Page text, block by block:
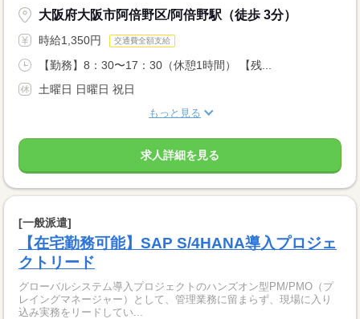
大阪府大阪市阿倍野区/阿倍野駅（徒歩 3分）
時給1,350円 交通費全額支給
【勤務】8：30〜17：30（休憩1時間） 【残...
土曜日 日曜日 祝日
もっと見る
求人詳細を見る
[一般派遣]
【在宅勤務可能】SAP S/4HANA導入プロジェ
クトリード
グローバルシステム導入プロジェクトのハンズオン型PM/PMO（プ
レイングマネージャー）として、管理業務に留まらず、現場に入り
込み実務をリードしてい...